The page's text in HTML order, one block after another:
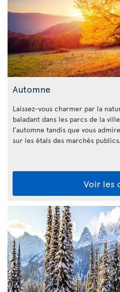
Automne
Laissez-vous charmer par la
baladant dans les parcs de la
l’automne tandis que vous
sur les étals des marchés publics.
Voir les